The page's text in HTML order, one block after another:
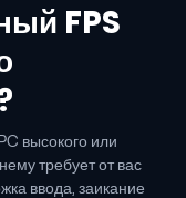
FPS
высокого или
требует от вас
ввода, заикание